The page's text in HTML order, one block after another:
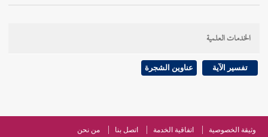
الخدمات العلمية
تفسير الآية عناوين الشجرة
وثيقة الخصوصية اتفاقية الخدمة اتصل بنا من نحن